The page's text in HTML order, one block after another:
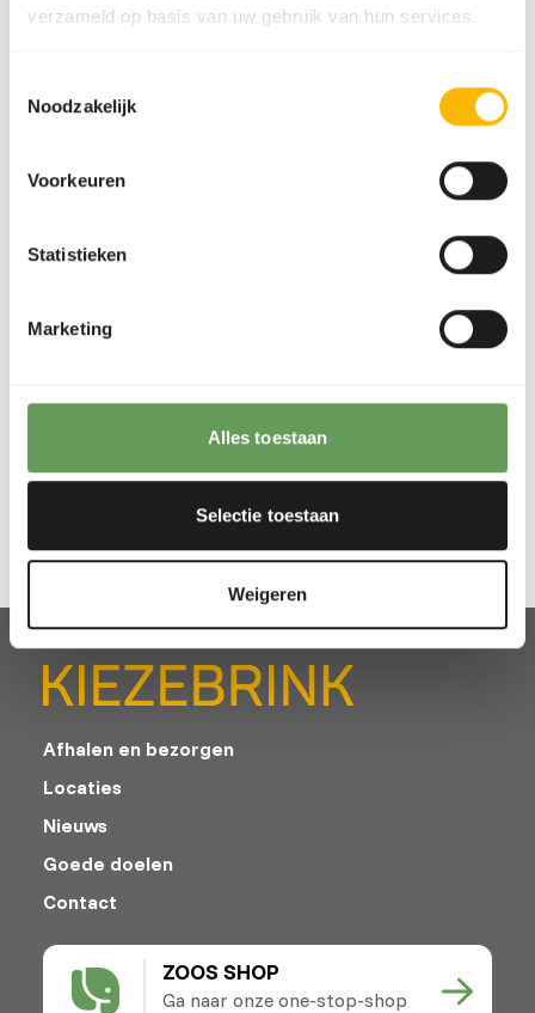
verzameld op basis van uw gebruik van hun services.
Noodzakelijk
Voorkeuren
Statistieken
Marketing
Alles toestaan
Selectie toestaan
Weigeren
500 kg. Dit product kan onder andere dienen als natuurlijke
calciumbron binnen het dieet van grote carnivoren.
hygiënevoorschriften in acht.
ZOOS SHOP
Ga naar onze one-stop-shop
Afhalen en bezorgen
Locaties
Nieuws
Goede doelen
Contact